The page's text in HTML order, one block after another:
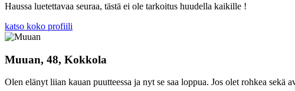
Haussa luetettavaa seuraa, tästä ei ole tarkoitus huudella kaikille !
katso koko profiili
Muuan, 48, Kokkola
Olen elänyt liian kauan puutteessa ja nyt se saa loppua. Jos olet rohkea